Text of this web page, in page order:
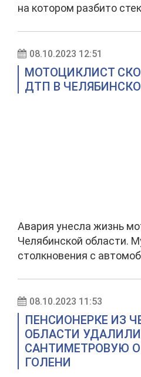
на котором разбито
08.10.2023 12:51
МОТОЦИКЛИСТ
ДТП В
Авария унесла жизнь
Челябинской области.
столкновения с
08.10.2023 11:53
ПЕНСИОНЕРКЕ ИЗ
ОБЛАСТИ УДАЛИЛИ
САНТИМЕТРОВУЮ
ГОЛЕНИ